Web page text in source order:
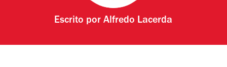
Escrito porAlfredo Lacerda